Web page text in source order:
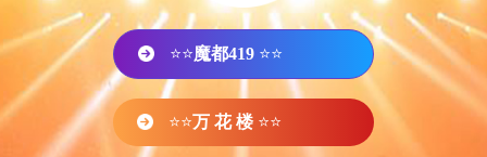
⭐⭐魔都419 ⭐⭐
⭐⭐万 花 楼 ⭐⭐